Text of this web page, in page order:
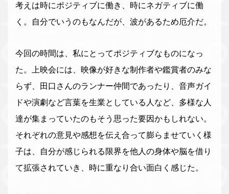
考えは時にポジティブに働き、時にネガティブに働
く。自分でいうのもなんだが、波があるため厄介だ。
今回の時間は、私にとってポジティブなものになっ
た。上映会には、映像が好きな制作者や鑑賞者のみな
らず、田口さんのランナー仲間であったり、音声ガイ
ドや演劇など言葉を生業としている人など、多様な人
達が集まっていたのもそう思った要因かもしれない。
それぞれの意見や感想を伝え合って膨らませていく様
子は、自分が感じられる限界を他人の身体や脳を借り
て拡張されていき、時に重なり合い面白く感じた。